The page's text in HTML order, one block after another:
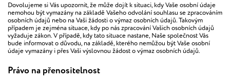
Dovolujeme si Vás upozornit, že může dojít k situaci, kdy Vaše osobní údaje
nemohou být vymazány na základě Vašeho odvolání souhlasu se zpracováním
osobních údajů nebo na Vaši žádosti o výmaz osobních údajů. Takovým
případem je zejména situace, kdy po nás zpracování Vašich osobních údajů
vyžaduje zákon. V případě, kdy tato situace nastane, Naše společnost Vás
bude informovat o důvodu, na základě, kterého nemůžou být Vaše osobní
údaje vymazány i přes Vaši výslovnou žádost o výmaz osobních údajů.
Právo na přenositelnost